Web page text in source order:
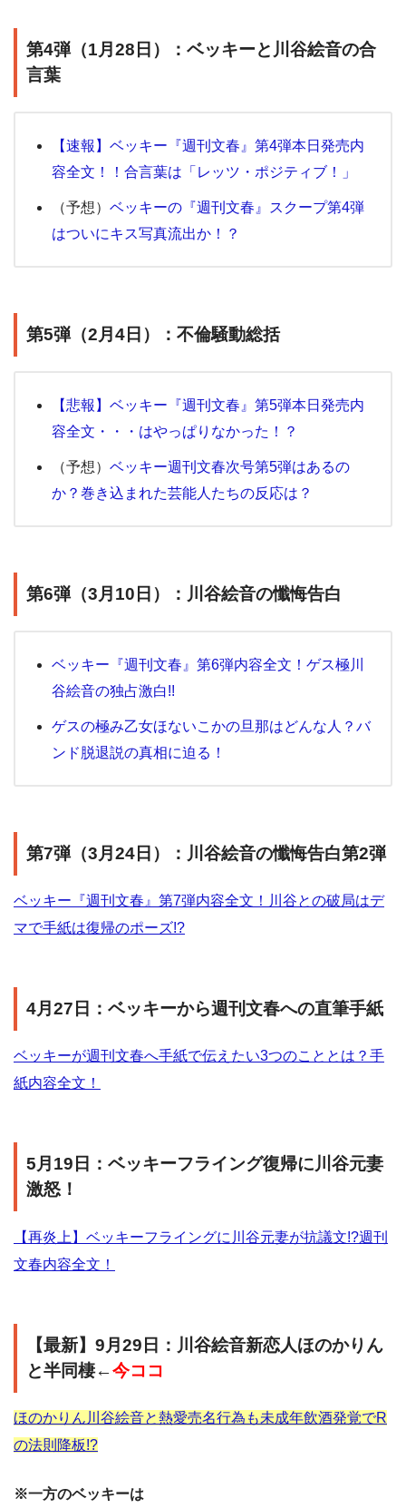
第4弾（1月28日）：ベッキーと川谷絵音の合
言葉
【速報】ベッキー『週刊文春』第4弾本日発売内
容全文！！合言葉は「レッツ・ポジティブ！」
（予想） ベッキーの『週刊文春』スクープ第4弾
はついにキス写真流出か！？
第5弾（2月4日）：不倫騒動総括
【悲報】ベッキー『週刊文春』第5弾本日発売内
容全文・・・はやっぱりなかった！？
（予想） ベッキー週刊文春次号第5弾はあるの
か？巻き込まれた芸能人たちの反応は？
第6弾（3月10日）：川谷絵音の懺悔告白
ベッキー『週刊文春』第6弾内容全文！ゲス極川
谷絵音の独占激白!!
ゲスの極み乙女ほないこかの旦那はどんな人？バ
ンド脱退説の真相に迫る！
第7弾（3月24日）：川谷絵音の懺悔告白第2弾
ベッキー『週刊文春』第7弾内容全文！川谷との破局はデ
マで手紙は復帰のポーズ!?
4月27日：ベッキーから週刊文春への直筆手紙
ベッキーが週刊文春へ手紙で伝えたい3つのこととは？手
紙内容全文！
5月19日：ベッキーフライング復帰に川谷元妻
激怒！
【再炎上】ベッキーフライングに川谷元妻が抗議文!?週刊
文春内容全文！
【最新】9月29日：川谷絵音新恋人ほのかりん
と半同棲←今ココ
ほのかりん川谷絵音と熱愛売名行為も未成年飲酒発覚でR
の法則降板!?
※一方のベッキーは